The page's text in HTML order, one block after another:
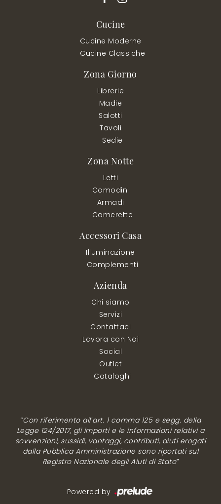
Cucine
Cucine Moderne
Cucine Classiche
Zona Giorno
Librerie
Madie
Salotti
Tavoli
Sedie
Zona Notte
Letti
Comodini
Armadi
Camerette
Accessori Casa
Illuminazione
Complementi
Azienda
Chi siamo
Servizi
Contattaci
Lavora con Noi
Social
Outlet
Cataloghi
“Con riferimento all’art. 1 comma 125 e segg. della
Legge 124/2017, gli importi e le informazioni relativi a
sovvenzioni, sussidi, vantaggi, contributi, aiuti erogati
dalla Pubblica Amministrazione sono riportati sul
Registro Nazionale degli Aiuti di Stato”
Powered by